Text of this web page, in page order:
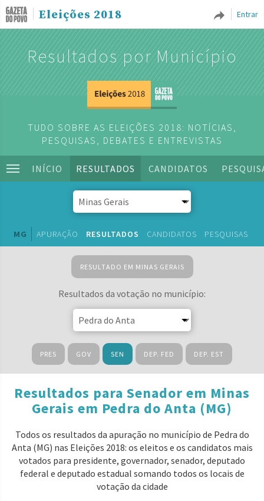
Entrar
Eleições 2018
Resultados por Município
TUDO SOBRE AS ELEIÇÕES 2018: NOTÍCIAS,
PESQUISAS, DEBATES E ENTREVISTAS
INÍCIO RESULTADOS CANDIDATOS
MG APURAÇÃO RESULTADOS CANDIDATOS PESQUISAS
RESULTADO EM MINAS GERAIS
Resultados da votação no município:
PRES GOV SEN DEP. FED DEP. EST
Resultados para Senador em Minas
Gerais em Pedra do Anta (MG)
Todos os resultados da apuração no município de Pedra do
Anta (MG) nas Eleições 2018: os eleitos e os candidatos mais
votados para presidente, governador, senador, deputado
federal e deputado estadual somando todos os locais de
votação da cidade